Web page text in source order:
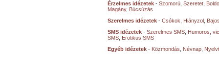
Érzelmes idézetek - Szomorú Szeretet
Magány, Búcsúzás
Szerelmes idézetek - Csókok Hiányzol
SMS idézetek - Szerelmes SMS Humoros,
SMS Erotikus SMS
Egyéb idézetek - Közmondás Névnap